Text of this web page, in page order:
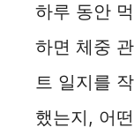
하루 동안
하면 체중
트 일지를
했는지, 어